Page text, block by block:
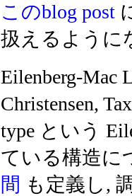
このblog post
扱えるように
Eilenberg-Mac
Christensen,
type という
ている構造に
間 も定義し,